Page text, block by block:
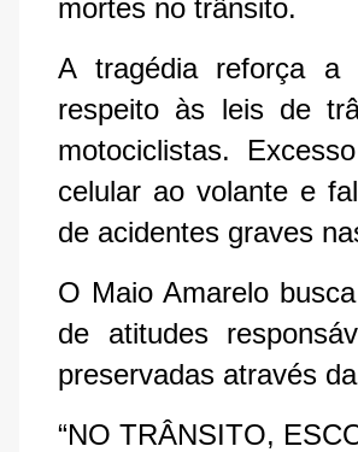
mortes no trânsito.
A tragédia reforça a
respeito às leis de
motociclistas.
celular ao volante e
de acidentes graves
O Maio Amarelo
de atitudes
preservadas através
“NO TRÂNSITO,